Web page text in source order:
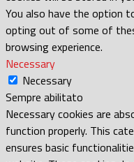
You also have the option
opting out of some of
browsing experience.
Necessary
Necessary
Sempre abilitato
Necessary cookies are
function properly. This
ensures basic